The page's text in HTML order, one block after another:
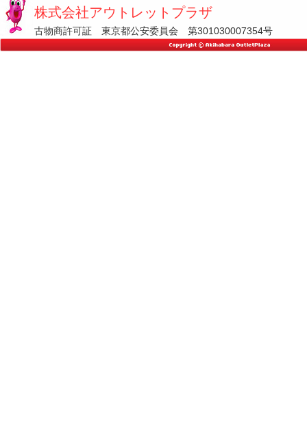
株式会社アウトレットプラザ
古物商許可証 東京都公安委員会 第301030007354号